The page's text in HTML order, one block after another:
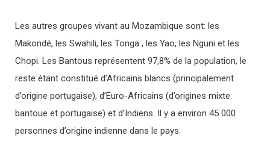
Les autres groupes vivant au Mozambique sont: les
Makondé, les Swahili, les Tonga , les Yao, les Nguni et les
Chopi. Les Bantous représentent 97,8% de la population, le
reste étant constitué d’Africains blancs (principalement
d’origine portugaise), d’Euro-Africains (d’origines mixte
bantoue et portugaise) et d’Indiens. Il y a environ 45 000
personnes d’origine indienne dans le pays.